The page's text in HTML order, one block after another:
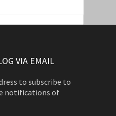
VIA EMAIL
to subscribe to
notifications of